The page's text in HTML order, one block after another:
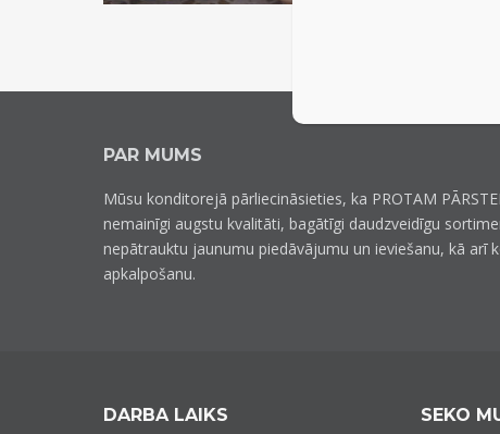
PAR MUMS
Mūsu konditorejā pārliecināsieties, ka PROTAM
nemainīgi augstu kvalitāti, bagātīgi daudzveidīgu
nepātrauktu jaunumu piedāvājumu un ieviešanu, kā arī
apkalpošanu.
DARBA LAIKS SEKO